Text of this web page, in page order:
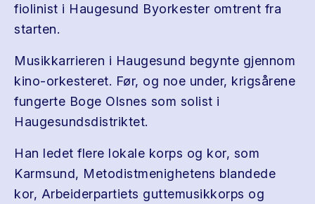
fiolinist i Haugesund Byorkester omtrent fra
starten.
Musikkarrieren i Haugesund begynte gjennom
kino-orkesteret. Før, og noe under, krigsårene
fungerte Boge Olsnes som solist i
Haugesundsdistriktet.
Han ledet flere lokale korps og kor, som
Karmsund, Metodistmenighetens blandede
kor, Arbeiderpartiets guttemusikkorps og